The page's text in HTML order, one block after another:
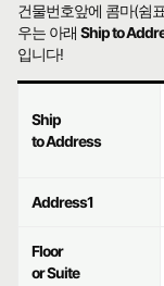
건물번호앞에 콤마(쉼
우는 아래Ship to
입니다!
Ship
to Address
Address1
Floor
or Suite